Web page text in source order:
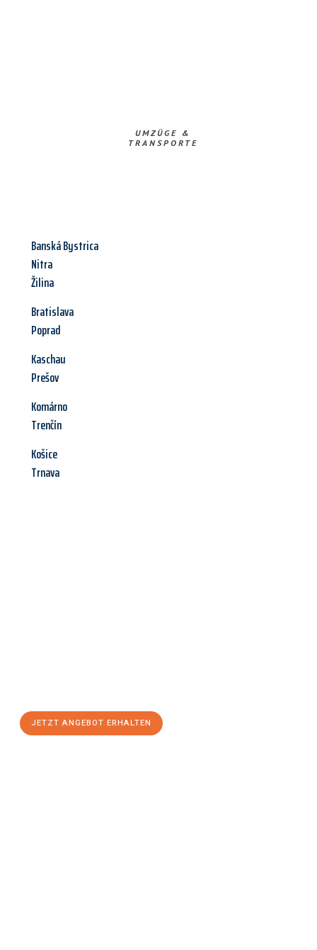
UMZÜGE &
TRANSPORTE
Banská Bystrica
Nitra
Žilina
Bratislava
Poprad
Kaschau
Prešov
Komárno
Trenčín
Košice
Trnava
JETZT ANGEBOT ERHALTEN